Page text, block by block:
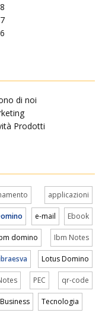
di noi
Prodotti
applicazioni
e-mail Ebook
domino Ibm Notes
Lotus Domino
PEC qr-code
Tecnologia